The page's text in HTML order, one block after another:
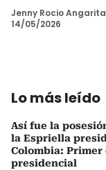
Jenny Rocio Angarita
14/05/2026
Lo más leído
Así fue la
la Espriella
Colombia: Primer
presidencial